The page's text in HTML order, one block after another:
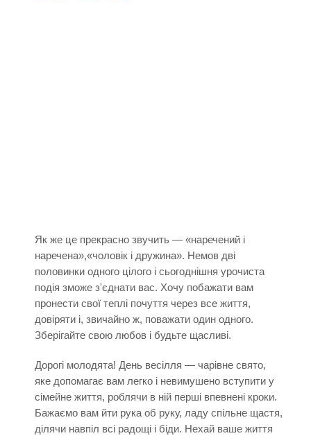
Як же це прекрасно звучить — «наречений і
наречена»,«чоловік і дружина». Немов дві
половинки одного цілого і сьогоднішня урочиста
подія зможе з'єднати вас. Хочу побажати вам
пронести свої теплі почуття через все життя,
довіряти і, звичайно ж, поважати один одного.
Зберігайте свою любов і будьте щасливі.
Дорогі молодята! День весілля — чарівне свято,
яке допомагає вам легко і невимушено вступити у
сімейне життя, роблячи в ній перші впевнені кроки.
Бажаємо вам йти рука об руку, ладу спільне щастя,
ділячи навпіл всі радощі і біди. Нехай ваше життя